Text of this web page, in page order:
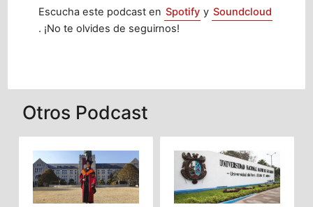
Escucha este podcast en Spotify y Soundcloud
. ¡No te olvides de seguirnos!
Otros Podcast